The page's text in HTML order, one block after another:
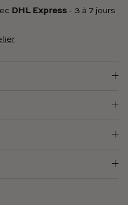
DHL Express - 3 à 7 jours